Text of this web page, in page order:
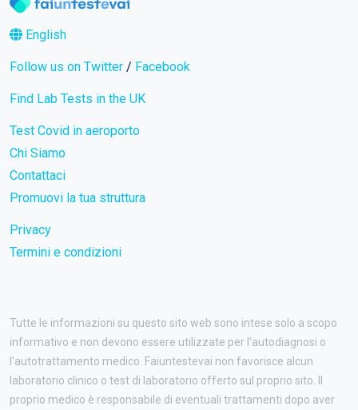
English
Follow us on Twitter / Facebook
Find Lab Tests in the UK
Test Covid in aeroporto
Chi Siamo
Contattaci
Promuovi la tua struttura
Privacy
Termini e condizioni
Tutte le informazioni su questo sito web sono intese solo a scopo
informativo e non devono essere utilizzate per l'autodiagnosi o
l'autotrattamento medico. Faiuntestevai non favorisce alcun
laboratorio clinico o test di laboratorio offerto sul proprio sito. Il
proprio medico è responsabile di eventuali trattamenti dopo aver